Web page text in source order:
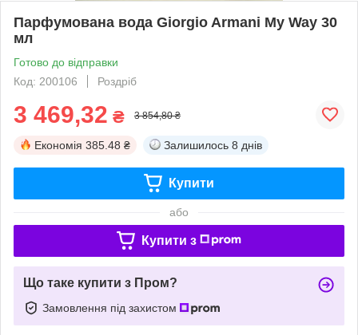
Парфумована вода Giorgio Armani My Way 30
мл
Готово до відправки
Код: 200106
Роздріб
3 469,32 ₴ 3 854,80 ₴
Економія 385.48 ₴ Залишилось 8 днів
Купити
або
Купити з
Що таке купити з Пром?
Замовлення під захистом